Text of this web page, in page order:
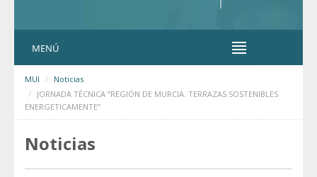
MENÚ
MUI
Noticias
JORNADA TÉCNICA “REGIÓN DE MURCIA. TERRAZAS SOSTENIBLES
ENERGETICAMENTE”
Noticias